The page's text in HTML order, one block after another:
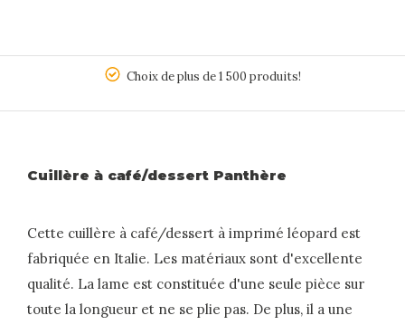
Choix de plus de 1 500 produits!
Cuillère à café/dessert Panthère
Cette cuillère à café/dessert à imprimé léopard est
fabriquée en Italie. Les matériaux sont d'excellente
qualité. La lame est constituée d'une seule pièce sur
toute la longueur et ne se plie pas. De plus, il a une